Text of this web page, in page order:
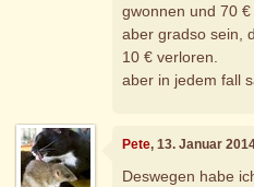
gwonnen und 70
aber gradso sein,
10 € verloren.
aber in jedem fall
Pete, 13. Januar
Deswegen habe